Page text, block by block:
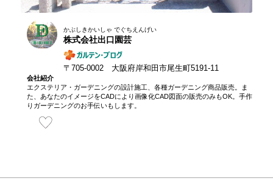
かぶしきかいしゃ でぐちえんげい
株式会社出口園芸
〒705-0002 大阪府岸和田市尾生町5191-11
会社紹介
エクステリア・ガーデニングの設計施工、各種ガーデニング商品販売。ま
た、あなたのイメージをCADにより画像化CAD図面の販売のみもOK。手作
りガーデニングのお手伝いもします。